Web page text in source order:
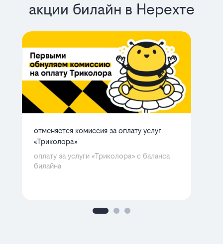
акции билайн в Нерехте
отменяется комиссия за оплату услуг
«Триколора»
оплату за услуги «Триколора» с баланса
билайна